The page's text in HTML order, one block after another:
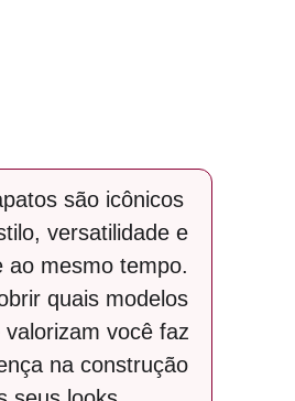
são icônicos
versatilidade e
ao mesmo tempo.
quais modelos
valorizam você faz
na construção